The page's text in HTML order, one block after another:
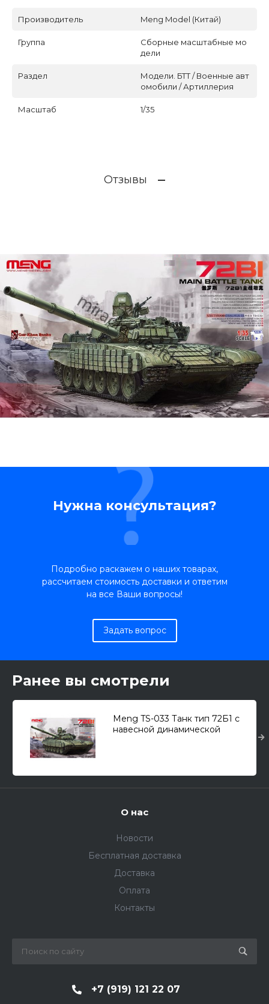
Производитель Meng Model (Китай)
Группа
Сборные масштабные мо
дели
Раздел
Модели. БТТ / Военные авт
омобили / Артиллерия
Масштаб 1/35
Отзывы
Нужна консультация?
Подробно раскажем о наших товарах,
рассчитаем стоимость доставки и ответим
на все Ваши вопросы!
Задать вопрос
Ранее вы смотрели
Meng TS-033 Танк тип 72Б1 с
навесной динамической
О нас
Новости
Бесплатная доставка
Доставка
Оплата
Контакты
+7 (919) 121 22 07